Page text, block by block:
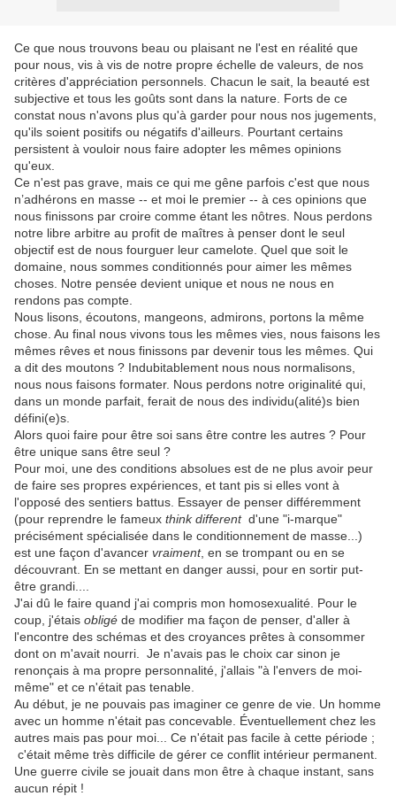
Ce que nous trouvons beau ou plaisant ne l'est en réalité que
pour nous, vis à vis de notre propre échelle de valeurs, de nos
critères d'appréciation personnels. Chacun le sait, la beauté est
subjective et tous les goûts sont dans la nature. Forts de ce
constat nous n'avons plus qu'à garder pour nous nos jugements,
qu'ils soient positifs ou négatifs d'ailleurs. Pourtant certains
persistent à vouloir nous faire adopter les mêmes opinions
qu'eux.
Ce n'est pas grave, mais ce qui me gêne parfois c'est que nous
n’adhérons en masse -- et moi le premier -- à ces opinions que
nous finissons par croire comme étant les nôtres. Nous perdons
notre libre arbitre au profit de maîtres à penser dont le seul
objectif est de nous fourguer leur camelote. Quel que soit le
domaine, nous sommes conditionnés pour aimer les mêmes
choses. Notre pensée devient unique et nous ne nous en
rendons pas compte.
Nous lisons, écoutons, mangeons, admirons, portons la même
chose. Au final nous vivons tous les mêmes vies, nous faisons les
mêmes rêves et nous finissons par devenir tous les mêmes. Qui
a dit des moutons ? Indubitablement nous nous normalisons,
nous nous faisons formater. Nous perdons notre originalité qui,
dans un monde parfait, ferait de nous des individu(alité)s bien
défini(e)s.
Alors quoi faire pour être soi sans être contre les autres ? Pour
être unique sans être seul ?
Pour moi, une des conditions absolues est de ne plus avoir peur
de faire ses propres expériences, et tant pis si elles vont à
l'opposé des sentiers battus. Essayer de penser différemment
(pour reprendre le fameux think differentd'une "i-marque"
précisément spécialisée dans le conditionnement de masse...)
est une façon d'avancer vraiment, en se trompant ou en se
découvrant. En se mettant en danger aussi, pour en sortir put-
être grandi....
J'ai dû le faire quand j'ai compris mon homosexualité. Pour le
coup, j'étais obligé de modifier ma façon de penser, d'aller à
l'encontre des schémas et des croyances prêtes à consommer
dont on m'avait nourri. Je n'avais pas le choix car sinon je
renonçais à ma propre personnalité, j'allais "à l'envers de moi-
même" et ce n'était pas tenable.
Au début, je ne pouvais pas imaginer ce genre de vie. Un homme
avec un homme n'était pas concevable. Éventuellement chez les
autres mais pas pour moi... Ce n'était pas facile à cette période ;
c'était même très difficile de gérer ce conflit intérieur permanent.
Une guerre civile se jouait dans mon être à chaque instant, sans
aucun répit !